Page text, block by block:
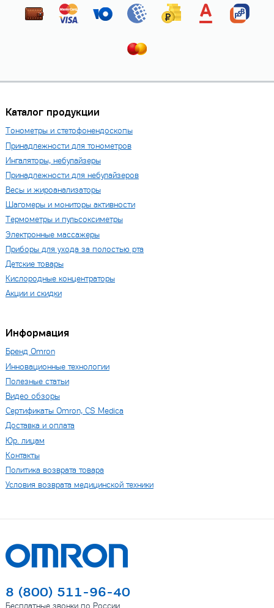
Каталог продукции
Тонометры и стетофонендоскопы
Принадлежности для тонометров
Ингаляторы, небулайзеры
Принадлежности для небулайзеров
Весы и жироанализаторы
Шагомеры и мониторы активности
Термометры и пульсоксиметры
Электронные массажеры
Приборы для ухода за полостью рта
Детские товары
Кислородные концентраторы
Акции и скидки
Информация
Бренд Omron
Инновационные технологии
Полезные статьи
Видео обзоры
Сертификаты Omron, CS Medica
Доставка и оплата
Юр. лицам
Контакты
Политика возврата товара
Условия возврата медицинской техники
8 (800) 511-96-40